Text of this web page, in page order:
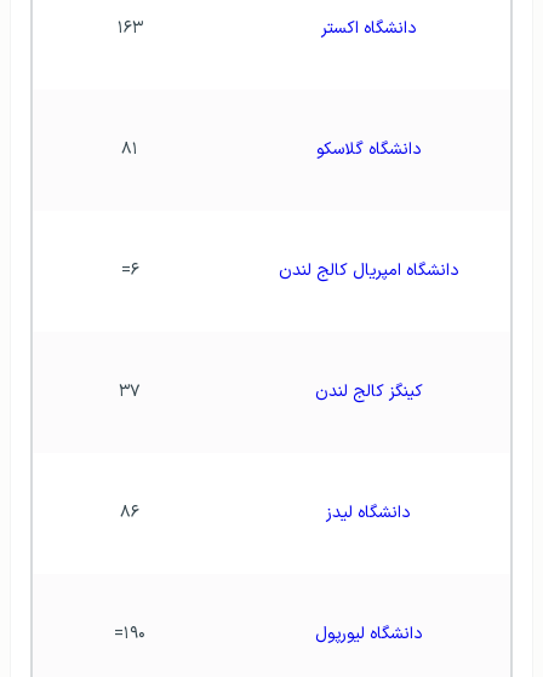
دانشگاه اکستر ۱۶۳
دانشگاه گلاسکو ۸۱
دانشگاه امپریال کالج لندن ۶=
کینگز کالج لندن ۳۷
دانشگاه لیدز ۸۶
دانشگاه لیورپول ۱۹۰=